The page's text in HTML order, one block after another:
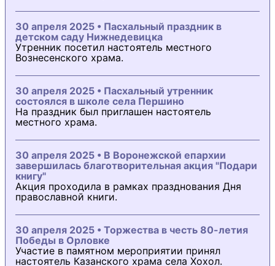
30 апреля 2025 • Пасхальный праздник в
детском саду Нижнедевицка
Утренник посетил настоятель местного
Вознесенского храма.
30 апреля 2025 • Пасхальный утренник
состоялся в школе села Першино
На праздник был приглашен настоятель
местного храма.
30 апреля 2025 • В Воронежской епархии
завершилась благотворительная акция "Подари
книгу"
Акция проходила в рамках празднования Дня
православной книги.
30 апреля 2025 • Торжества в честь 80-летия
Победы в Орловке
Участие в памятном мероприятии принял
настоятель Казанского храма села Хохол.